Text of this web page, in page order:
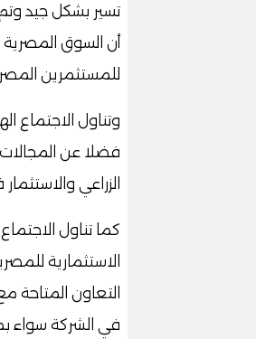
تسير بشكل جيد وتم
أن السوق المصرية
للمستثمرين
وتناول الاجتماع
فضلا عن
الزراعي
كما تناول
الاستثمارية
التعاون
في الشركة سواء